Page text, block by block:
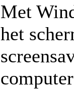
Met
het